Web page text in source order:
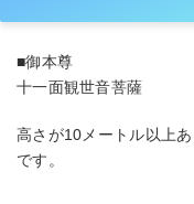
■御本尊
十一面観世音菩薩
高さが10メートル以上あ
です。